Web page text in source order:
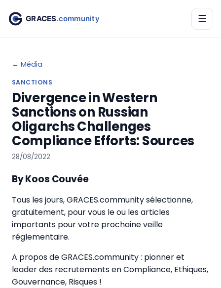
☰
← Média
SANCTIONS
Divergence in Western
Sanctions on Russian
Oligarchs Challenges
Compliance Efforts: Sources
28/08/2022
By Koos Couvée
Tous les jours, GRACES.community sélectionne,
gratuitement, pour vous le ou les articles
importants pour votre prochaine veille
réglementaire.
A propos de GRACES.community : pionner et
leader des recrutements en Compliance, Ethiques,
Gouvernance, Risques !